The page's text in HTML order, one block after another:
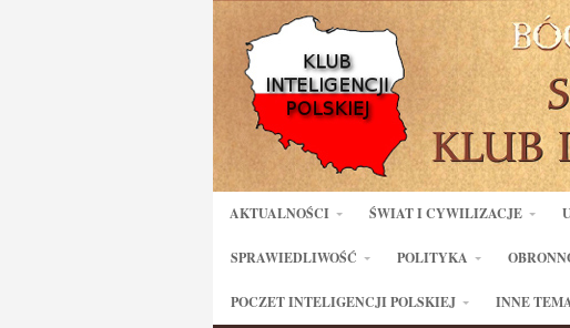
AKTUALNOŚCI ŚWIAT I CYWILIZACJE
SPRAWIEDLIWOŚĆ POLITYKA
POCZET INTELIGENCJI POLSKIEJ INNE